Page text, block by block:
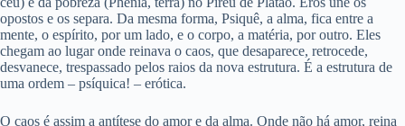
opostos e os separa. Da mesma forma, Psiquê, a alma, fica entre a
mente, o espírito, por um lado, e o corpo, a matéria, por outro. Eles
chegam ao lugar onde reinava o caos, que desaparece, retrocede,
desvanece, trespassado pelos raios da nova estrutura. É a estrutura de
uma ordem – psíquica! – erótica.
O caos é assim a antítese do amor e da alma. Onde não há amor, reina